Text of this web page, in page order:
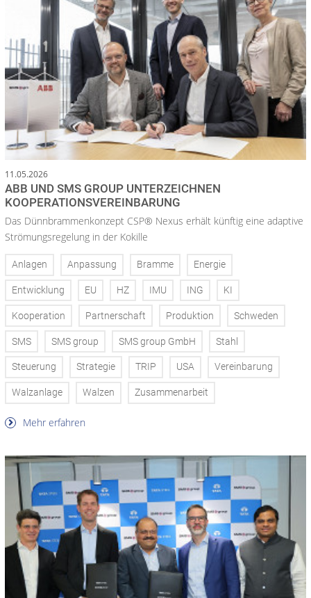
11.05.2026
ABB UND SMS GROUP UNTERZEICHNEN
KOOPERATIONSVEREINBARUNG
Das Dünnbrammenkonzept CSP® Nexus erhält künftig eine adaptive
Strömungsregelung in der Kokille
Anlagen Anpassung Bramme Energie
Entwicklung EU HZ IMU ING KI
Kooperation Partnerschaft Produktion Schweden
SMS SMS group SMS group GmbH Stahl
Steuerung Strategie TRIP USA Vereinbarung
Walzanlage Walzen Zusammenarbeit
Mehr erfahren